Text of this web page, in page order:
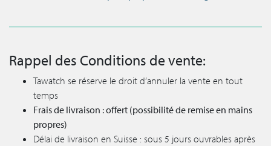
Rappel des Conditions de vente:
Tawatch se réserve le droit d’annuler la vente en tout
temps
Frais de livraison : offert (possibilité de remise en mains
propres)
Délai de livraison en Suisse : sous 5 jours ouvrables après